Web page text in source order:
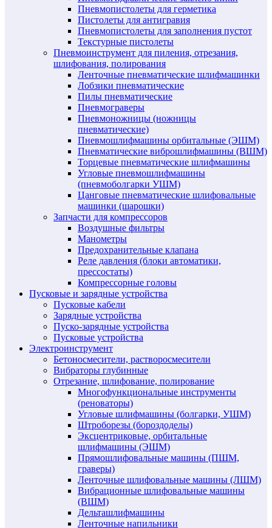
Пневмопистолеты для герметика
Пистолеты для антигравия
Пневмопистолеты для заполнения пустот
Текстурные пистолеты
Пневмоинструмент для пиления, отрезания,
шлифования, полирования
Ленточные пневматические шлифмашинки
Лобзики пневматические
Пилы пневматические
Пневмограверы
Пневмоножницы (ножницы
пневматические)
Пневмошлифмашины орбитальные (ЭШМ)
Пневматические виброшлифмашины (ВШМ)
Торцевые пневматические шлифмашины
Угловые пневмошлифмашины
(пневмоболгарки УШМ)
Цанговые пневматические шлифовальные
машинки (шарошки)
Запчасти для компрессоров
Воздушные фильтры
Манометры
Предохранительные клапана
Реле давления (блоки автоматики,
прессостаты)
Компрессорные головы
Пусковые и зарядные устройства
Пусковые кабели
Зарядные устройства
Пуско-зарядные устройства
Пусковые устройства
Электроинструмент
Бетоносмесители, растворосмесители
Вибраторы глубинные
Отрезание, шлифование, полирование
Многофункциональные инструменты
(реноваторы)
Угловые шлифмашины (болгарки, УШМ)
Штроборезы (бороздоделы)
Эксцентриковые, орбитальные
шлифмашины (ЭШМ)
Прямошлифовальные машины (ПШМ,
граверы)
Ленточные шлифовальные машины (ЛШМ)
Вибрационные шлифовальные машины
(ВШМ)
Дельташлифмашины
Ленточные напильники